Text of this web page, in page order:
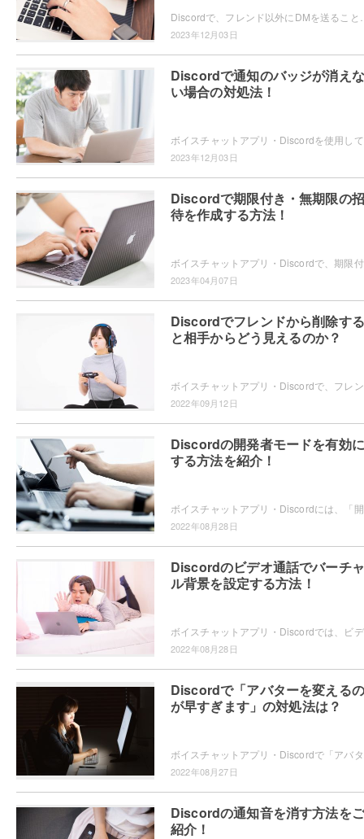
2023年12月03日
Discordで通知のバッジが消えな
い場合の対処法！
2023年12月03日
Discordで期限付き・無期限の招
待を作成する方法！
ボイスチャッ
2023年04月07日
Discordでフレンドから削除する
と相手からどう見えるのか？
2022年09月12日
Discordの開発者モードを有効に
する方法を紹介！
2022年08月28日
Discordのビデオ通話でバーチャ
ル背景を設定する方法！
ボイスチャッ
2022年08月28日
Discordで「アバターを変えるの
が早すぎます」の対処法は？
2022年08月27日
Discordの通知音を消す方法をご
紹介！